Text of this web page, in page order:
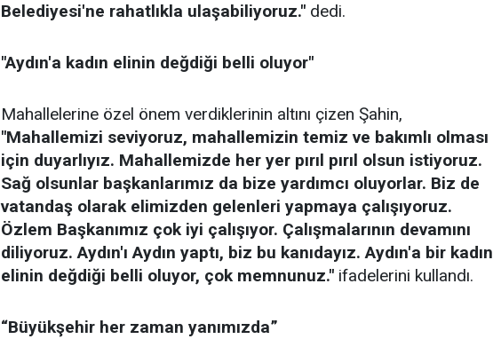
Belediyesi'ne rahatlıkla ulaşabiliyoruz." dedi.
"Aydın'a kadın elinin değdiği belli oluyor"
Mahallelerine özel önem verdiklerinin altını çizen Şahin,
"Mahallemizi seviyoruz, mahallemizin temiz ve bakımlı olması
için duyarlıyız. Mahallemizde her yer pırıl pırıl olsun istiyoruz.
Sağ olsunlar başkanlarımız da bize yardımcı oluyorlar. Biz de
vatandaş olarak elimizden gelenleri yapmaya çalışıyoruz.
Özlem Başkanımız çok iyi çalışıyor. Çalışmalarının devamını
diliyoruz. Aydın'ı Aydın yaptı, biz bu kanıdayız. Aydın'a bir kadın
elinin değdiği belli oluyor, çok memnunuz." ifadelerini kullandı.
“Büyükşehir her zaman yanımızda”